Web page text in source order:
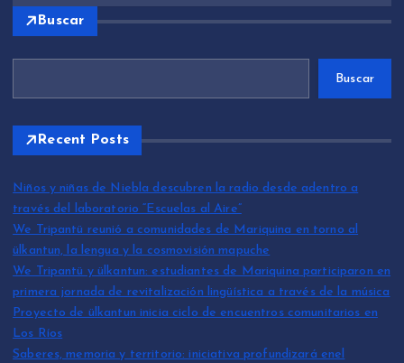
Buscar
Buscar
Recent Posts
Niños y niñas de Niebla descubren la radio desde adentro a
través del laboratorio “Escuelas al Aire”
We Tripantü reunió a comunidades de Mariquina en torno al
ülkantun, la lengua y la cosmovisión mapuche
We Tripantü y ülkantun: estudiantes de Mariquina participaron en
primera jornada de revitalización lingüística a través de la música
Proyecto de ülkantun inicia ciclo de encuentros comunitarios en
Los Ríos
Saberes, memoria y territorio: iniciativa profundizará enel